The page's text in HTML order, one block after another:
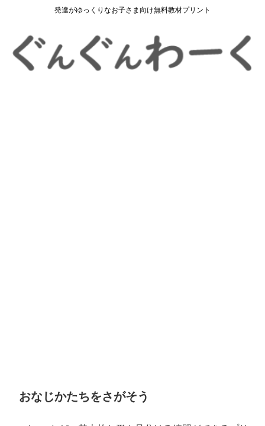
発達がゆっくりなお子さま向け無料教材プリント
おなじかたちをさがそう